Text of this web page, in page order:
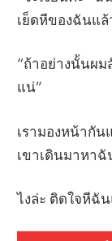
เย็ดหีของฉันแ
“ถ้าอย่างนั้นผ
แน่”
เรามองหน้ากัน
เขาเดินมาหาฉั
ไงล่ะ ติดใจหีฉั